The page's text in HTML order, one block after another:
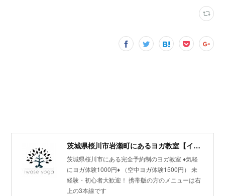
茨城県桜川市岩瀬町にあるヨガ教室【イワセヨガ】
茨城県桜川市にある完全予約制のヨガ教室 ♦︎気軽
にヨガ体験1000円♦︎ （空中ヨガ体験1500円） 未
経験・初心者大歓迎！ 携帯版の方のメニューは右
上の3本線です